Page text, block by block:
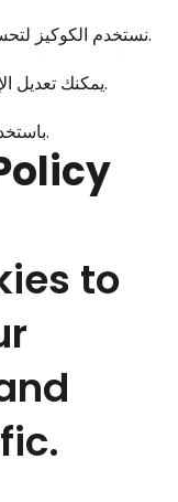
نستخدم الكوكيز لتحسين تجربة المستخدم وتحليل الأداء.
يمكنك تعديل الإعدادات من المتصفح في أي وقت.
باستخدامك لموقعنا، أنت توافق على ذلك.
to